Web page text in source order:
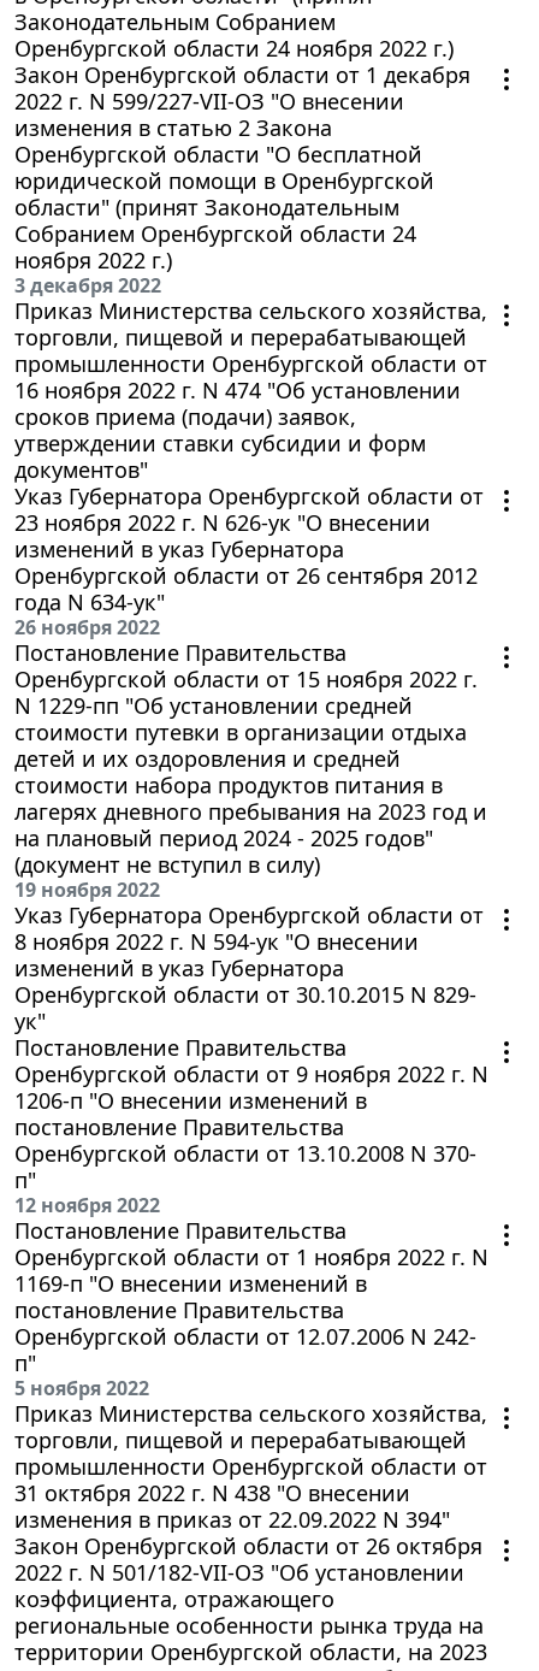
Законодательным Собранием
Оренбургской области 24 ноября 2022 г.)
Закон Оренбургской области от 1 декабря
2022 г. N 599/227-VII-ОЗ "О внесении
изменения в статью 2 Закона
Оренбургской области "О бесплатной
юридической помощи в Оренбургской
области" (принят Законодательным
Собранием Оренбургской области 24
ноября 2022 г.)
3 декабря 2022
Приказ Министерства сельского хозяйства,
торговли, пищевой и перерабатывающей
промышленности Оренбургской области от
16 ноября 2022 г. N 474 "Об установлении
сроков приема (подачи) заявок,
утверждении ставки субсидии и форм
документов"
Указ Губернатора Оренбургской области от
23 ноября 2022 г. N 626-ук "О внесении
изменений в указ Губернатора
Оренбургской области от 26 сентября 2012
года N 634-ук"
26 ноября 2022
Постановление Правительства
Оренбургской области от 15 ноября 2022 г.
N 1229-пп "Об установлении средней
стоимости путевки в организации отдыха
детей и их оздоровления и средней
стоимости набора продуктов питания в
лагерях дневного пребывания на 2023 год и
на плановый период 2024 - 2025 годов"
(документ не вступил в силу)
19 ноября 2022
Указ Губернатора Оренбургской области от
8 ноября 2022 г. N 594-ук "О внесении
изменений в указ Губернатора
Оренбургской области от 30.10.2015 N 829-
ук"
Постановление Правительства
Оренбургской области от 9 ноября 2022 г. N
1206-п "О внесении изменений в
постановление Правительства
Оренбургской области от 13.10.2008 N 370-
п"
12 ноября 2022
Постановление Правительства
Оренбургской области от 1 ноября 2022 г. N
1169-п "О внесении изменений в
постановление Правительства
Оренбургской области от 12.07.2006 N 242-
п"
5 ноября 2022
Приказ Министерства сельского хозяйства,
торговли, пищевой и перерабатывающей
промышленности Оренбургской области от
31 октября 2022 г. N 438 "О внесении
изменения в приказ от 22.09.2022 N 394"
Закон Оренбургской области от 26 октября
2022 г. N 501/182-VII-ОЗ "Об установлении
коэффициента, отражающего
региональные особенности рынка труда на
территории Оренбургской области, на 2023